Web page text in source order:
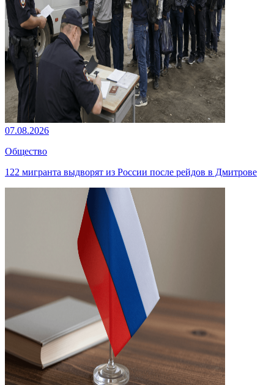
07.08.2026
Общество
122 мигранта выдворят из России после рейдов в Дмитрове